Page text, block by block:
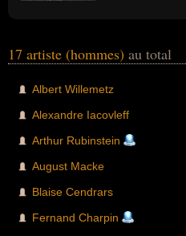
17 artiste (hommes) au total
Albert Willemetz
Alexandre Iacovleff
Arthur Rubinstein
August Macke
Blaise Cendrars
Fernand Charpin